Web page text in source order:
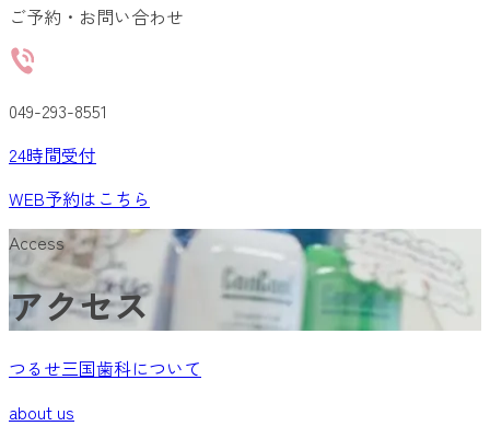
ご予約・お問い合わせ
049-293-8551
24時間受付
WEB予約はこちら
Access
アクセス
つるせ三国歯科について
about us